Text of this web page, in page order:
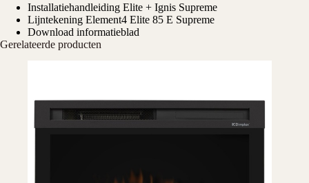
Installatiehandleiding Elite + Ignis Supreme
Lijntekening Element4 Elite 85 E Supreme
Download informatieblad
Gerelateerde producten